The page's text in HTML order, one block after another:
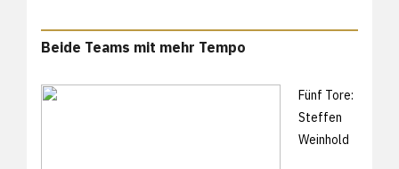
Beide Teams mit mehr Tempo
Fünf Tore:
Steffen
Weinhold